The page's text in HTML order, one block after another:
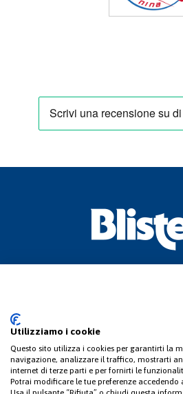
Sede legale: Via Pasquale Paoli, 1
Uffici Commerciali: Via Pasquale
C.F./P. IVA 01063510406 – REA CO-248914 -
Capitale sociale e quota
Utilizziamo i cookie
Questo sito utilizza i cookies per garantirti la
navigazione, analizzare il traffico, mostrarti
internet di terze parti e per fornirti le
Potrai modificare le tue preferenze accedendo